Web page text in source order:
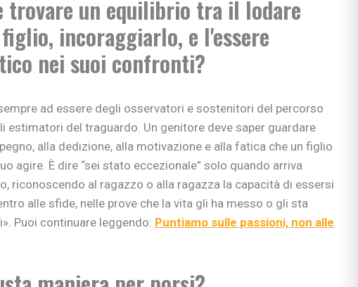
gatti & co.
e fuori casa
cucina
famiglie
trovare un equilibrio tra il lodare
incoraggiarlo, e l'essere
nei suoi confronti?
ad essere degli osservatori e sostenitori del percorso
estimatori del traguardo. Un genitore deve saper guardare
alla dedizione, alla motivazione e alla fatica che un figlio
agire. È dire “sei stato eccezionale” solo quando arriva
riconoscendo al ragazzo o alla ragazza la capacità di essersi
alle sfide, nelle prove che la vita gli ha messo o gli sta
Puoi continuare leggendo: Puntiamo sulle passioni, non alle